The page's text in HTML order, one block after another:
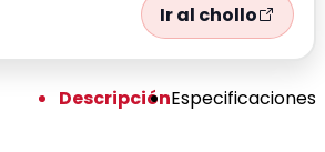
Ir al chollo
DescripciónEspecificaciones